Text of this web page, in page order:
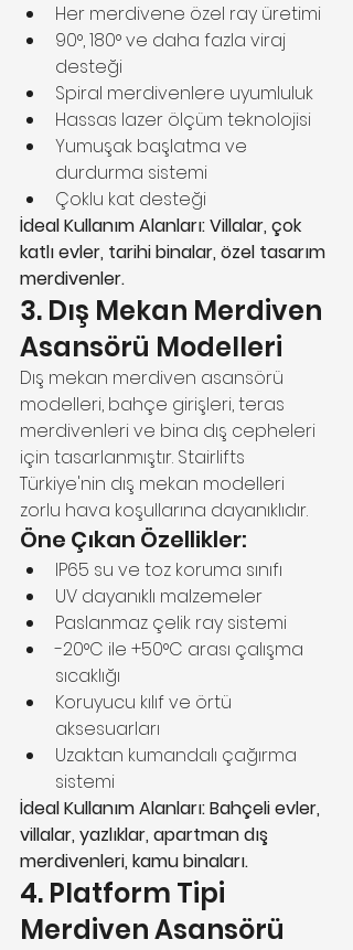
Her merdivene özel ray üretimi
90°, 180° ve daha fazla viraj
desteği
Spiral merdivenlere uyumluluk
Hassas lazer ölçüm teknolojisi
Yumuşak başlatma ve
durdurma sistemi
Çoklu kat desteği
İdeal Kullanım Alanları: Villalar, çok
katlı evler, tarihi binalar, özel tasarım
merdivenler.
3. Dış Mekan Merdiven
Asansörü Modelleri
Dış mekan merdiven asansörü
modelleri, bahçe girişleri, teras
merdivenleri ve bina dış cepheleri
için tasarlanmıştır. Stairlifts
Türkiye'nin dış mekan modelleri
zorlu hava koşullarına dayanıklıdır.
Öne Çıkan Özellikler:
IP65 su ve toz koruma sınıfı
UV dayanıklı malzemeler
Paslanmaz çelik ray sistemi
-20°C ile +50°C arası çalışma
sıcaklığı
Koruyucu kılıf ve örtü
aksesuarları
Uzaktan kumandalı çağırma
sistemi
İdeal Kullanım Alanları: Bahçeli evler,
villalar, yazlıklar, apartman dış
merdivenleri, kamu binaları.
4. Platform Tipi
Merdiven Asansörü